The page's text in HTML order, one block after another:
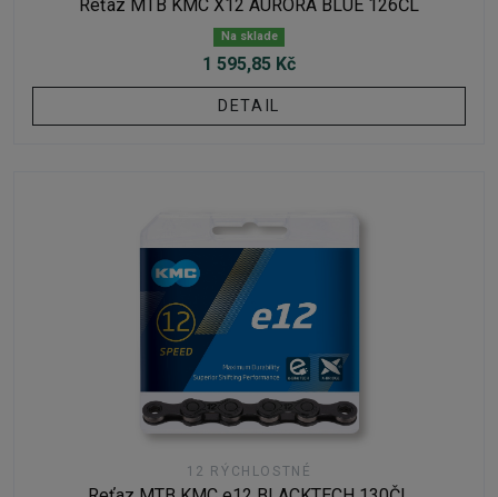
Reťaz MTB KMC X12 AURORA BLUE 126ČL
Na sklade
1 595,85 Kč
DETAIL
12 RÝCHLOSTNÉ